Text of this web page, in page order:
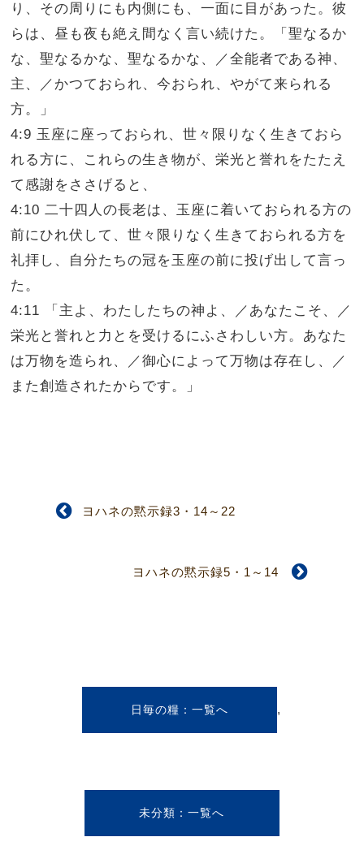
り、その周りにも内側にも、一面に目があった。彼
らは、昼も夜も絶え間なく言い続けた。「聖なるか
な、聖なるかな、聖なるかな、／全能者である神、
主、／かつておられ、今おられ、やがて来られる
方。」
4:9 玉座に座っておられ、世々限りなく生きておら
れる方に、これらの生き物が、栄光と誉れをたたえ
て感謝をささげると、
4:10 二十四人の長老は、玉座に着いておられる方の
前にひれ伏して、世々限りなく生きておられる方を
礼拝し、自分たちの冠を玉座の前に投げ出して言っ
た。
4:11 「主よ、わたしたちの神よ、／あなたこそ、／
栄光と誉れと力とを受けるにふさわしい方。あなた
は万物を造られ、／御心によって万物は存在し、／
また創造されたからです。」
ヨハネの黙示録3・14～22
ヨハネの黙示録5・1～14
日毎の糧 ,
未分類